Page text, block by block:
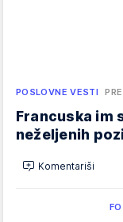
POSLOVNE VESTI
Francuska im
neželjenih
Komentariši